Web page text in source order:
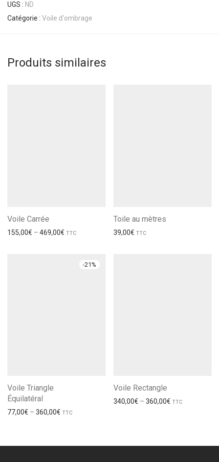
UGS : ND
Catégorie : Voile d'ombrage
Produits similaires
Voile Carrée
155,00€ – 469,00€ TTC
Toile au mètres
39,00€ TTC
-21 %
Voile Triangle
Équilatéral
77,00€ – 360,00€ TTC
Voile Rectangle
340,00€ – 360,00€ TTC